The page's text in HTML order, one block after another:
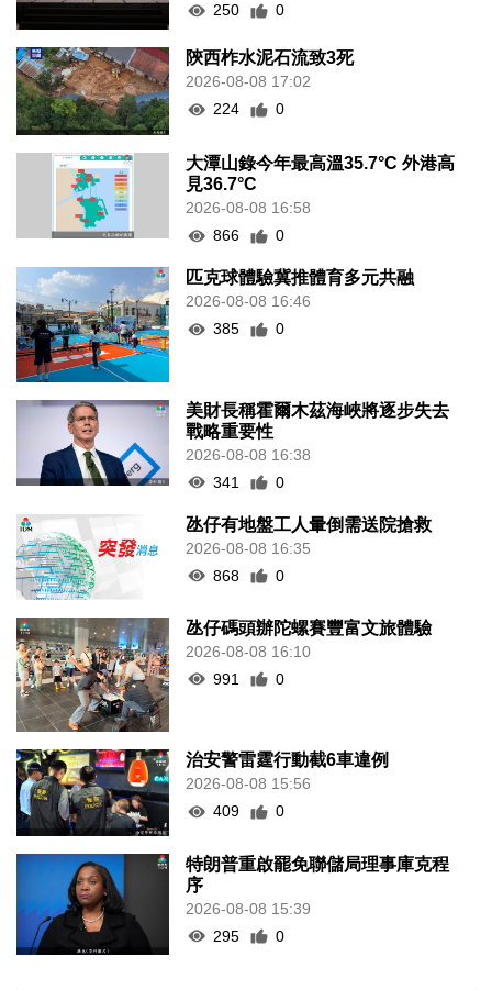
250
0
陝西柞水泥石流致3死
2026-08-08 17:02
224
0
大潭山錄今年最高溫35.7°C 外港高
見36.7°C
2026-08-08 16:58
866
0
匹克球體驗冀推體育多元共融
2026-08-08 16:46
385
0
美財長稱霍爾木茲海峽將逐步失去
戰略重要性
2026-08-08 16:38
341
0
氹仔有地盤工人暈倒需送院搶救
2026-08-08 16:35
868
0
氹仔碼頭辦陀螺賽豐富文旅體驗
2026-08-08 16:10
991
0
治安警雷霆行動截6車違例
2026-08-08 15:56
409
0
特朗普重啟罷免聯儲局理事庫克程
序
2026-08-08 15:39
295
0